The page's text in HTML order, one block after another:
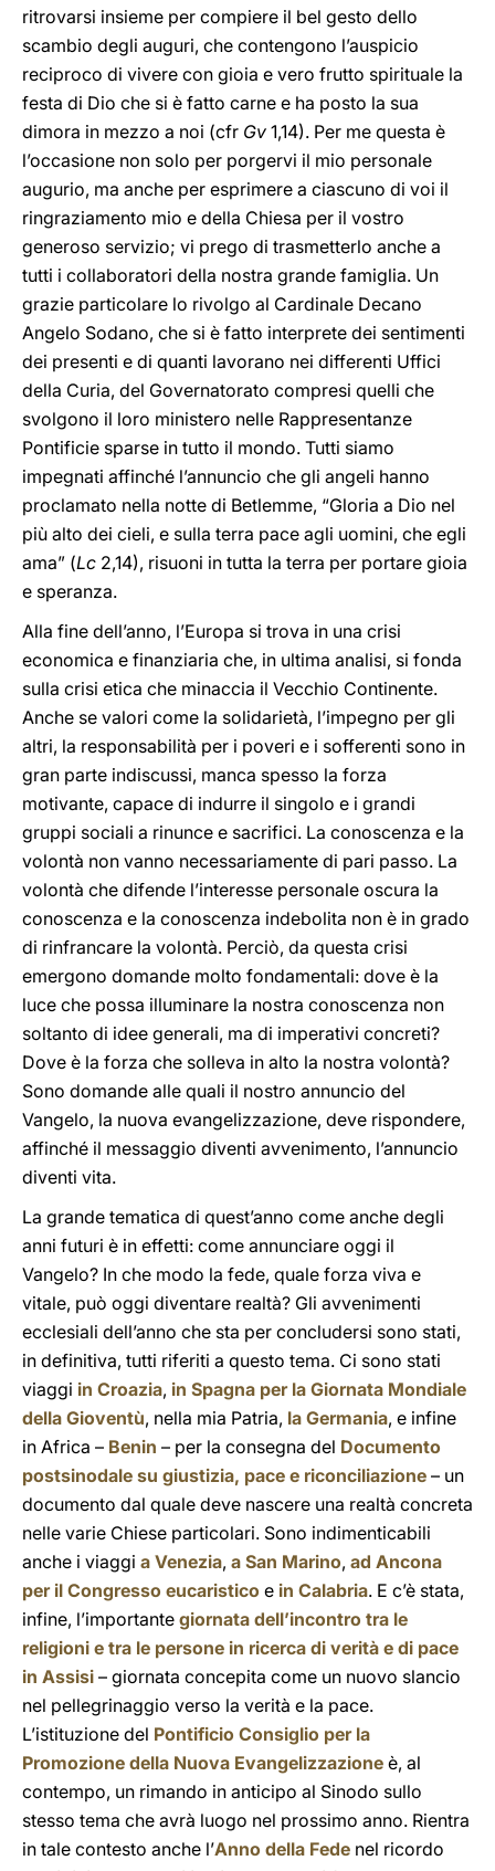
ritrovarsi insieme per compiere il bel gesto dello
scambio degli auguri, che contengono l’auspicio
reciproco di vivere con gioia e vero frutto spirituale la
festa di Dio che si è fatto carne e ha posto la sua
dimora in mezzo a noi (cfr Gv 1,14). Per me questa è
l’occasione non solo per porgervi il mio personale
augurio, ma anche per esprimere a ciascuno di voi il
ringraziamento mio e della Chiesa per il vostro
generoso servizio; vi prego di trasmetterlo anche a
tutti i collaboratori della nostra grande famiglia. Un
grazie particolare lo rivolgo al Cardinale Decano
Angelo Sodano, che si è fatto interprete dei sentimenti
dei presenti e di quanti lavorano nei differenti Uffici
della Curia, del Governatorato compresi quelli che
svolgono il loro ministero nelle Rappresentanze
Pontificie sparse in tutto il mondo. Tutti siamo
impegnati affinché l’annuncio che gli angeli hanno
proclamato nella notte di Betlemme, “Gloria a Dio nel
più alto dei cieli, e sulla terra pace agli uomini, che egli
ama” (Lc 2,14), risuoni in tutta la terra per portare gioia
e speranza.
Alla fine dell’anno, l’Europa si trova in una crisi
economica e finanziaria che, in ultima analisi, si fonda
sulla crisi etica che minaccia il Vecchio Continente.
Anche se valori come la solidarietà, l’impegno per gli
altri, la responsabilità per i poveri e i sofferenti sono in
gran parte indiscussi, manca spesso la forza
motivante, capace di indurre il singolo e i grandi
gruppi sociali a rinunce e sacrifici. La conoscenza e la
volontà non vanno necessariamente di pari passo. La
volontà che difende l’interesse personale oscura la
conoscenza e la conoscenza indebolita non è in grado
di rinfrancare la volontà. Perciò, da questa crisi
emergono domande molto fondamentali: dove è la
luce che possa illuminare la nostra conoscenza non
soltanto di idee generali, ma di imperativi concreti?
Dove è la forza che solleva in alto la nostra volontà?
Sono domande alle quali il nostro annuncio del
Vangelo, la nuova evangelizzazione, deve rispondere,
affinché il messaggio diventi avvenimento, l’annuncio
diventi vita.
La grande tematica di quest’anno come anche degli
anni futuri è in effetti: come annunciare oggi il
Vangelo? In che modo la fede, quale forza viva e
vitale, può oggi diventare realtà? Gli avvenimenti
ecclesiali dell’anno che sta per concludersi sono stati,
in definitiva, tutti riferiti a questo tema. Ci sono stati
viaggi in Croazia, in Spagna per la Giornata Mondiale
della Gioventù, nella mia Patria, la Germania, e infine
in Africa – Benin – per la consegna del Documento
postsinodale su giustizia, pace e riconciliazione – un
documento dal quale deve nascere una realtà concreta
nelle varie Chiese particolari. Sono indimenticabili
anche i viaggi a Venezia, a San Marino, ad Ancona
per il Congresso eucaristico e in Calabria. E c’è stata,
infine, l’importante giornata dell’incontro tra le
religioni e tra le persone in ricerca di verità e di pace
in Assisi – giornata concepita come un nuovo slancio
nel pellegrinaggio verso la verità e la pace.
L’istituzione del Pontificio Consiglio per la
Promozione della Nuova Evangelizzazione è, al
contempo, un rimando in anticipo al Sinodo sullo
stesso tema che avrà luogo nel prossimo anno. Rientra
in tale contesto anche l’Anno della Fede nel ricordo